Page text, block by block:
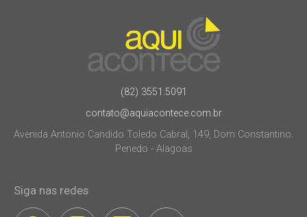
(82) 3551.5091
contato@aquiacontece.com.br
Avenida Antonio Candido Toledo Cabral, 149, Dom Constantino.
Penedo - Alagoas
Siga nas redes